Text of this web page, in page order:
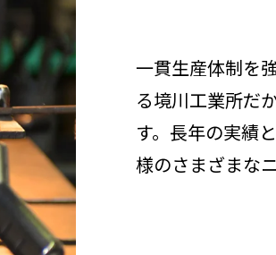
一貫生産体制を
る境川工業所だ
す。長年の実績
様のさまざまな